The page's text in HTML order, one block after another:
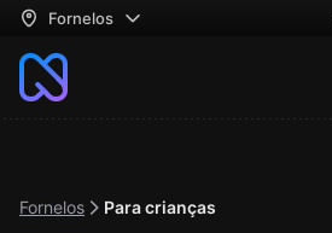
Fornelos
Fornelos Para crianças